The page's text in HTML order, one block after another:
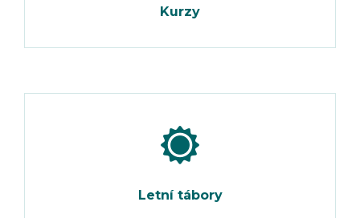
Kurzy
Letní tábory